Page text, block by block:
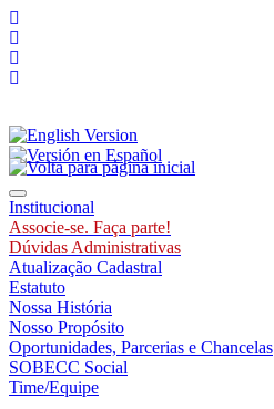
Toggle navigation
Institucional
Associe-se. Faça parte!
Dúvidas Administrativas
Atualização Cadastral
Estatuto
Nossa História
Nosso Propósito
Oportunidades, Parcerias e Chancelas
SOBECC Social
Time/Equipe